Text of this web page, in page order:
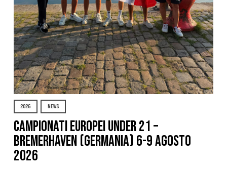
2026 NEWS
Campionati Europei Under 21 –
Bremerhaven (Germania) 6-9 agosto
2026